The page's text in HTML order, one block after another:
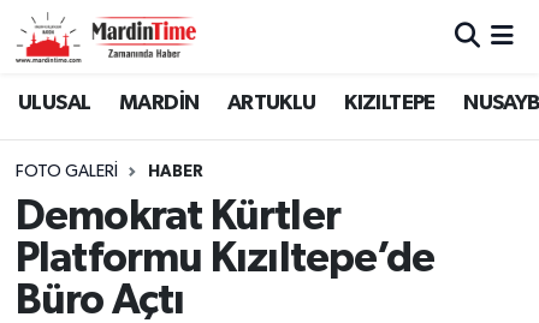
ULUSAL MARDİN ARTUKLU KIZILTEPE
FOTO GALERI HABER
Demokrat Kürtler
Platformu Kızıltepe’de
Büro Açtı
Mardin Nöbetçi Eczaneler
Mardin Namaz Vakitleri
Mardin Trafik Yoğunluk Haritası